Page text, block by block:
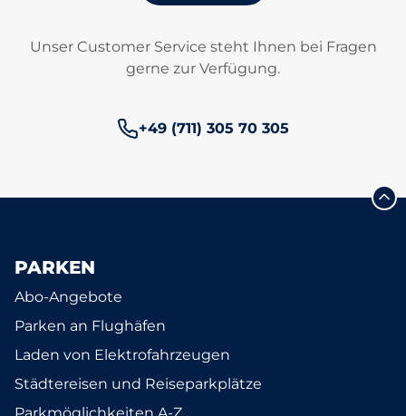
Unser Customer Service steht Ihnen bei Fragen
gerne zur Verfügung.
Telefonnummer:
+49 (711) 305 70 305
PARKEN
Abo-Angebote
Parken an Flughäfen
Laden von Elektrofahrzeugen
Städtereisen und Reiseparkplätze